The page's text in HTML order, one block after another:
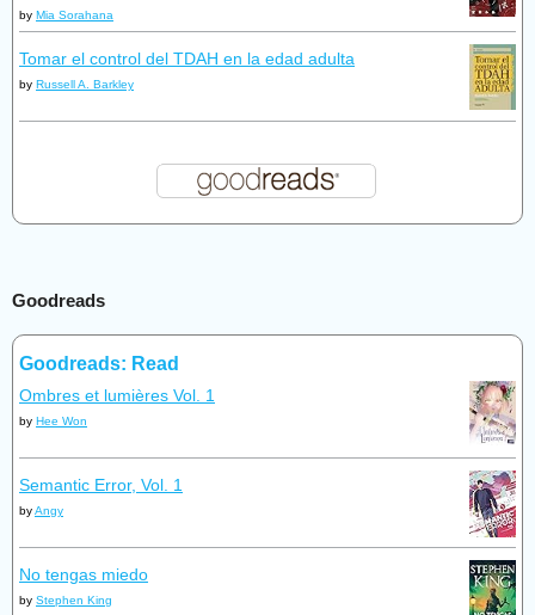
by Mia Sorahana
Tomar el control del TDAH en la edad adulta
by Russell A. Barkley
Goodreads
Goodreads: Read
Ombres et lumières Vol. 1
by Hee Won
Semantic Error, Vol. 1
byAngy
No tengas miedo
by Stephen King